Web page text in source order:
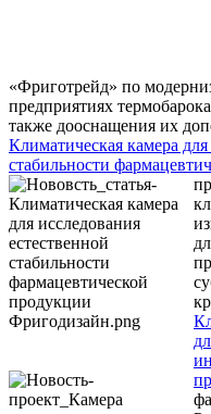
«Фриготрейд» по
предприятиях
также дооснащения их
Климатическая камера
стабильности